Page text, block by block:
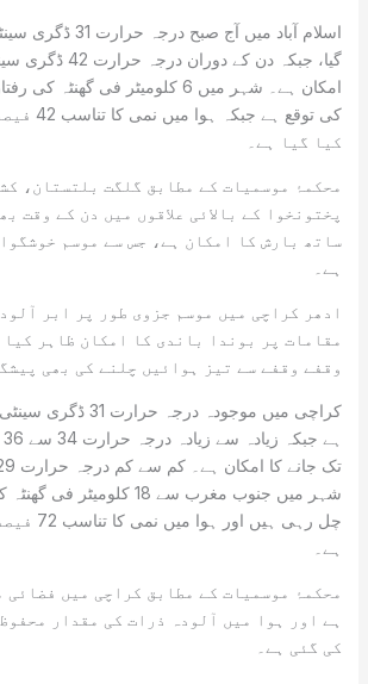
اسلام آباد میں آج صبح
گیا، جبکہ دن کے
امکان ہے۔ شہر میں 6 کلومیٹر فی
کی توقع ہے
کیا گیا ہے۔
محکمۂ موسمیات کے مطابق گلگت بلتستان،
پختونخوا کے بالائی علاقوں میں دن کے وقت
ساتھ بارش کا امکان ہے، جس سے موسم
ہے۔
ادھر کراچی میں موسم جزوی طور پر ابر
مقامات پر بوندا باندی کا امکان ظاہر کیا
وقفے وقفے سے تیز ہوائیں چلنے کی بھی
کراچی میں موجودہ درجہ
شہر میں جنوب مغرب سے 18
چل رہی
ہے۔
محکمۂ موسمیات کے مطابق کراچی میں فضائی
ہے اور ہوا میں آلودہ ذرات کی مقدار
کی گئی ہے۔